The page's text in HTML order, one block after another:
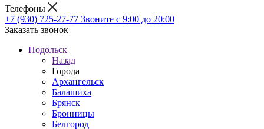
Телефоны
+7 (930) 725-27-77 Звоните с 9:00 до 20:00
Заказать звонок
Подольск
Назад
Города
Архангельск
Балашиха
Брянск
Бронницы
Белгород